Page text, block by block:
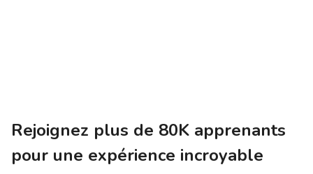
Rejoignez plus de 80K apprenants
pour une expérience incroyable